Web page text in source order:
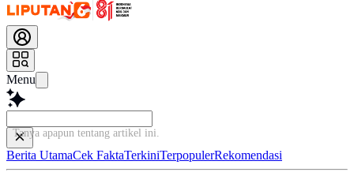
Menu
Tanya apapun tentang artikel ini
Berita UtamaCek FaktaTerkiniTerpopulerRekomendasi